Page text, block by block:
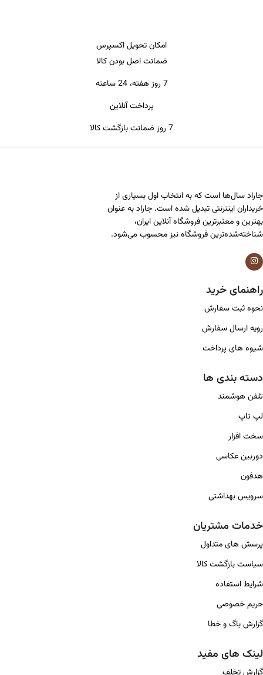
امکان تحویل اکسپرس
ضمانت اصل بودن کالا
7 روز هفته، 24 ساعته
پرداخت آنلاین
7 روز ضمانت بازگشت کالا
جاراد سال‌ها است که به انتخاب اول بسیاری از
خریداران اینترنتی تبدیل شده است. جاراد به عنوان
بهترین و معتبرترین فروشگاه آنلاین ایران،
شناخته‌شده‌ترین فروشگاه نیز محسوب می‌شود.
راهنمای خرید
نحوه ثبت سفارش
رویه ارسال سفارش
شیوه های پرداخت
دسته بندی ها
تلفن هوشمند
لپ تاپ
سخت افزار
دوربین عکاسی
هدفون
سرویس بهداشتی
خدمات مشتریان
پرسش های متداول
سیاست بازگشت کالا
شرایط استفاده
حریم خصوصی
گزارش باگ و خطا
لینک های مفید
گزارش تخلف